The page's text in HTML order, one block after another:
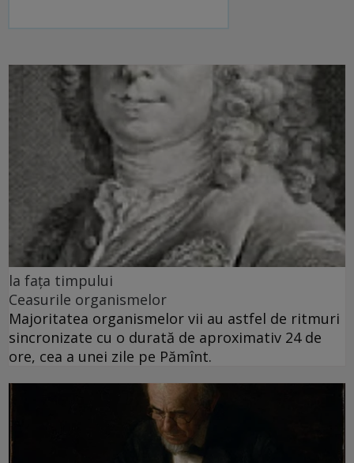
la fața timpului
Ceasurile organismelor
Majoritatea organismelor vii au astfel de ritmuri
sincronizate cu o durată de aproximativ 24 de
ore, cea a unei zile pe Pămînt.